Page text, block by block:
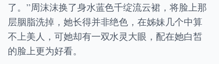
了。”周沫沫换了身水蓝色千绽流云裙，将脸上那
层胭脂洗掉，她长得并非绝色，在姊妹几个中算
不上美人，可她却有一双水灵大眼，配在她白皙
的脸上更为好看。